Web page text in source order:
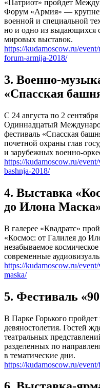
«Патриот» пройдет
Форум «Армия» —
военной и специальной
но и одно из выдающихся
мировых выставок.
https://kudamoscow.ru/
forum-armija-2018/
3. Военно-
«Спасская
С 24 августа по 2
Одиннадцатый
фестиваль «Спасская
почетной охраны глав
и зарубежных военно-
https://kudamoscow.ru/
bashnja-2018/
4. Выставка
до Илона
В галерее «Квадратс»
«Космос: от Галилея до
незабываемое
современные
https://kudamoscow.ru/
maska/
5. Фестиваль
В Парке Горького
девяностолетия. Гостей
театральных
разделенных по
в тематические дни.
https://kudamoscow.ru/